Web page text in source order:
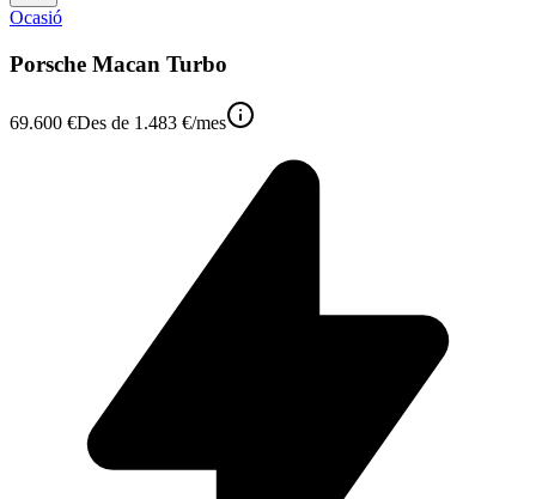
Ocasió
Porsche Macan Turbo
69.600 €Des de 1.483 €/mes